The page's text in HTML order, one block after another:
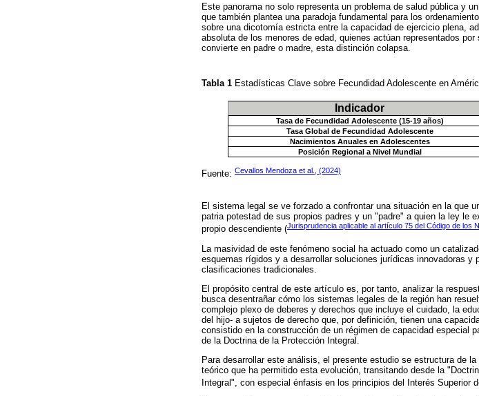
Este panorama no solo representa un problema de salud pública y
que también plantea una paradoja fundamental para los
sobre una dicotomía estricta entre la capacidad de ejercicio plena,
absoluta de los menores de edad, quienes actúan representados
convierte en padre o madre, esta distinción colapsa.
Tabla 1 Estadísticas Clave sobre Fecundidad Adolescente en
Indicador
Tasa de Fecundidad Adolescente (15-19 años)
Tasa Global de Fecundidad Adolescente
Nacimientos Anuales en Adolescentes
Posición Regional a Nivel Mundial
Fuente: Cevallos Mendoza et al., (2024)
El sistema legal se ve forzado a confrontar una situación en la que
patria potestad de sus propios padres y un "padre" a quien la ley le
propio descendiente (Jurisprudencia aplicable al artículo 75 del Código de los
La masividad de este fenómeno social ha actuado como un
esquemas rígidos y a desarrollar soluciones jurídicas innovadoras y
clasificaciones tradicionales.
El propósito central de este artículo es, por tanto, analizar la
busca desentrañar cómo los sistemas legales de la región han
complejo plexo de deberes y derechos que incluye el cuidado, la
del hijo- a sujetos de derecho que, por definición, tienen una
consistido en la construcción de un régimen de capacidad especial
de la Doctrina de la Protección Integral.
Para desarrollar este análisis, el presente estudio se estructura de
teórico que ha permitido esta evolución, transitando desde la
Integral", con especial énfasis en los principios del Interés Superior